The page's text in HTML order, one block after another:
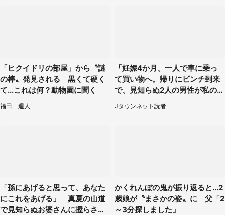
「ヒクイドリの部屋」から〝謎
の棒〟発見される 黒くて硬く
て...これは何？動物園に聞く
福田 週人
「妊娠4か月、一人で車に乗っ
て買い物へ。帰りにピンチ到来
で、見知らぬ2人の男性が私の車
を...」（30代女性）
Jタウンネット読者
「孫にあげると思って、あなた
にこれをあげる」 真夏の山道
で見知らぬお婆さんに握らされ
かくれんぼの鬼が振り返ると...2
歳娘が〝まさかの姿〟に 父「2
～3分探しました」